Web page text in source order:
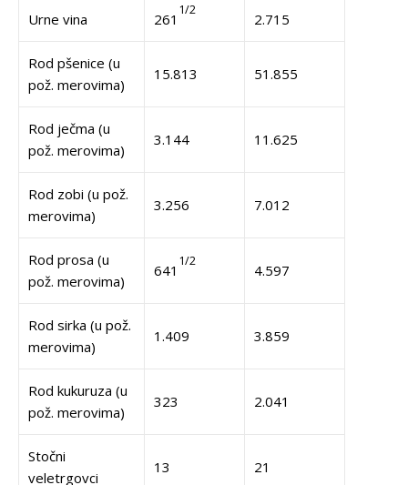
Urne vina 261
1/2
2.715
Rod pšenice (u
pož. merovima)
15.813 51.855
Rod ječma (u
pož. merovima)
3.144 11.625
Rod zobi (u pož.
merovima)
3.256 7.012
Rod prosa (u
pož. merovima)
641
1/2
4.597
Rod sirka (u pož.
merovima)
1.409 3.859
Rod kukuruza (u
pož. merovima)
323 2.041
Stočni
veletrgovci
13 21